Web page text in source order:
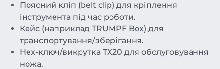
Поясний кліп (belt clip) для кріплення
інструмента під час роботи.
Кейс (наприклад TRUMPF Box) для
транспортування/зберігання.
Hex-ключ/викрутка TX20 для обслуговування
ножа.